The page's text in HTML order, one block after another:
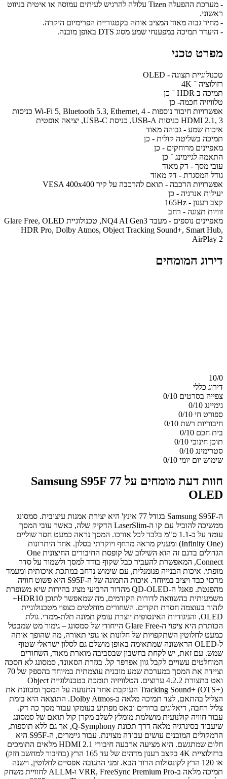
- מערכת ההפעלה Tizen עלולה להרגיש לעיתים עמוסה או איטית בניווט
ראשוני.
- מחיר גבוה מאוד המציב אותה בקטגוריית הפרימיום היקרה.
- היעדר תמיכה במפענחי שמע מסוג DTS באופן מובנה.
מפרט טכני
טכנולוגיית תצוגה - OLED
רזולוציה ־ 4K
תמיכה ב HDR ־ כן
טלוויזיה חכמה- כן
אפשרויות חיבור נוספות - Wi-Fi 5, Bluetooth 5.3, Ethernet, 4 כניסות
HDMI 2.1, 3 כניסות USB-A, כניסת USB-C, יציאה אופטית
איכות שמע - גבוהה מאוד
תמיכה בשליטה קולית - כן
מאפיינים מרוחקים - כן
התאמה לגיימינג ־ כן
עובי מסך - דק מאוד
גודל המסגרת - דק מאוד
אפשרויות הרכבה - תואם להרכבה על קיר VESA 400x400
יעילות אנרגיה - כן
קצב רענון - 165Hz
זוויות תצוגה - רחב
מאפיינים נוספים - מעבד NQ4 AI Gen3, טכנולוגיית Glare Free, OLED
HDR Pro, Dolby Atmos, Object Tracking Sound+, Smart Hub,
AirPlay 2
דירוג המומחים
10/0
דירוג כללי
צפייה בסרטים 0/10
גימיינג 0/10
ספורט חי 0/10
חיבוריות רשת 0/10
בית חכם 0/10
תוכן חינוכי 0/10
סטרימינג 0/10
שימוש יום יומי 0/10
חוות דעת מומחים על Samsung S95F 77
OLED
ה-Samsung S95F בגודל 77 אינץ' היא יצירת אמנות עיצובית. סמסונג
ממשיכה להוביל עם קו ה-LaserSlim הדקיק שלה, כאשר עובי המסך
עומד על כ-1.1 ס"מ בלבד לכל אורכו. המסך נראה כמעט חסר שוליים
(Infinity One) ומעניק מראה מרחף ויוקרתי בסלון. אחד היתרונות
הגדולים בדגם זה הוא השילוב של קופסת החיבורים החיצונית One
Connect, המאפשרת להעביר כבל שקוף בודד למסך ולשמור על סדר
מופתי. איכות הבנייה פנומנלית, עם שימוש נרחב במתכת איכותית ומעמד
מרכזי כבד ויציב במיוחד. איכות התמונה של ה-S95F היא פשוט חוויה
מהפנטת. פאנל ה-QD-OLED מהדור הרביעי מציג בהירות שיא משופרת
משמעותית בהשוואה לדורות הקודמים, מה שמאפשר לתוכן HDR10+
לזהור בעוצמה חסרת תקדים. השחורים מוחלטים כצפוי מטכנולוגיית
OLED, והניגודיות האינסופית יוצרת עומק תמונה תלת-ממדי. גולת
הכותרת היא ציפוי ה-Glare Free הייחודי של סמסונג – גימור מט שמבטל
כמעט לחלוטין השתקפויות של חלונות או גופי תאורה, מה שהופך אותה
ל-OLED הראשונה שמתאימה באופן מושלם גם לסלון ישראלי שטוף
שמש. עם זאת, יש לקחת בחשבון שבסביבה מוארת מאוד, השחורים
המוחלטים עשויים לקבל גוון אפרפר קל. בגזרת הסאונד, סמסונג לא חסכה
וציידה את המסך במערכת שמע מובנית עוצמתית במיוחד בהספק של 70
ואט בתצורת 4.2.2 ערוצים. הטלוויזיה תומכת בטכנולוגיית Object
Tracking Sound+ (OTS+) העוקבת אחר התנועה על המסך ומכוונת את
הצליל בהתאם, לצד תמיכה מלאה ב-Dolby Atmos. התוצאה היא בימת
צליל רחבה, דיאלוגים ברורים ובאס מפתיע בעומקו עבור מסך כה דק.
עבור חוויה קולנועית מושלמת מומלץ לשלב מקרן קול תואם של סמסונג
שיעבוד בסינרגיה מלאה דרך תכונת Q-Symphony, אך גם ללא תוספות,
הרמקולים המובנים עושים עבודה מצוינת. עבור גיימרים, ה-S95F היא
חלום שמתגשם. היא מציעה ארבעה חיבורי HDMI 2.1 מלאים התומכים
ברזולוציית 4K בקצב רענון מדהים של עד 165 הרץ (בחיבור למחשב חזק)
או 120 הרץ לקונסולות הדור הבא. זמני התגובה אפסיים לחלוטין, וישנה
תמיכה מלאה ב-VRR, FreeSync Premium Pro ו-ALLM לחוויית משחק